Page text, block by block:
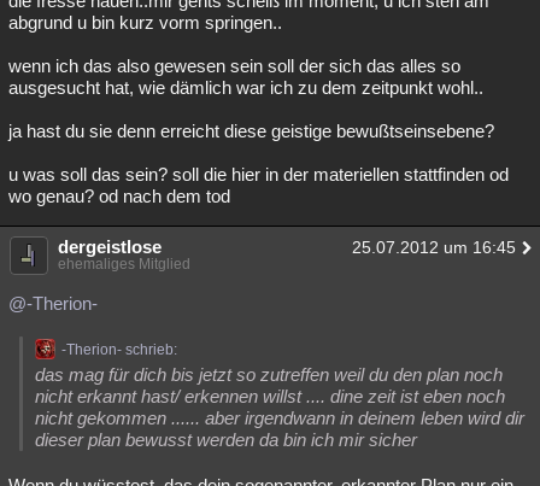
abgrund u bin kurz vorm springen..
wenn ich das also gewesen sein soll der sich das alles so
ausgesucht hat, wie dämlich war ich zu dem zeitpunkt wohl..
ja hast du sie denn erreicht diese geistige bewußtseinsebene?
u was soll das sein? soll die hier in der materiellen stattfinden od
wo genau? od nach dem tod
dergeistlose 25.07.2012 um 16:45
ehemaliges Mitglied
@-Therion-
-Therion- schrieb:
das mag für dich bis jetzt so zutreffen weil du den plan noch
nicht erkannt hast/ erkennen willst .... dine zeit ist eben noch
nicht gekommen ...... aber irgendwann in deinem leben wird dir
dieser plan bewusst werden da bin ich mir sicher